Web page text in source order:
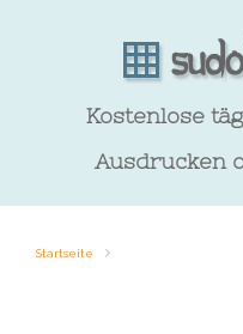
Kostenlose
Ausdrucken
Startseite